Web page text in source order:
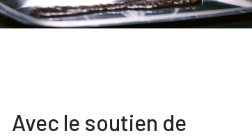
Avec le soutien de